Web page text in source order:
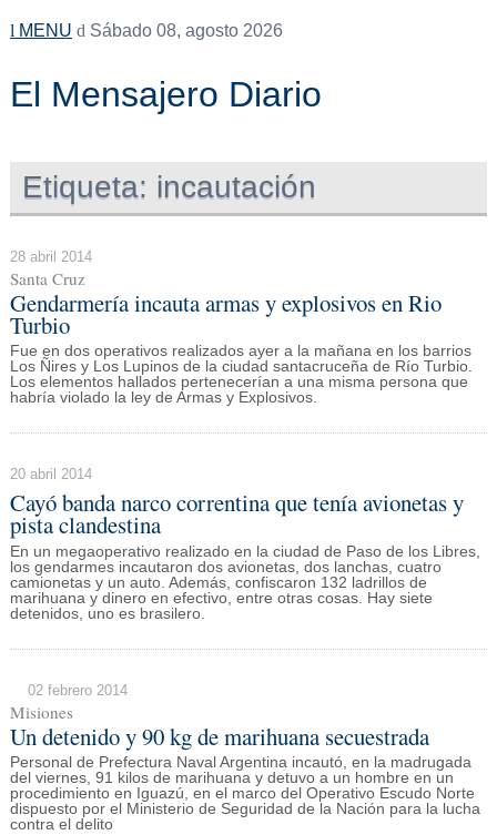
MENU Sábado 08, agosto 2026
El Mensajero Diario
Etiqueta: incautación
28 abril 2014
Santa Cruz
Gendarmería incauta armas y explosivos en Rio
Turbio
Fue en dos operativos realizados ayer a la mañana en los barrios
Los Ñires y Los Lupinos de la ciudad santacruceña de Río Turbio.
Los elementos hallados pertenecerían a una misma persona que
habría violado la ley de Armas y Explosivos.
20 abril 2014
Cayó banda narco correntina que tenía avionetas y
pista clandestina
En un megaoperativo realizado en la ciudad de Paso de los Libres,
los gendarmes incautaron dos avionetas, dos lanchas, cuatro
camionetas y un auto. Además, confiscaron 132 ladrillos de
marihuana y dinero en efectivo, entre otras cosas. Hay siete
detenidos, uno es brasilero.
02 febrero 2014
Misiones
Un detenido y 90 kg de marihuana secuestrada
Personal de Prefectura Naval Argentina incautó, en la madrugada
del viernes, 91 kilos de marihuana y detuvo a un hombre en un
procedimiento en Iguazú, en el marco del Operativo Escudo Norte
dispuesto por el Ministerio de Seguridad de la Nación para la lucha
contra el delito